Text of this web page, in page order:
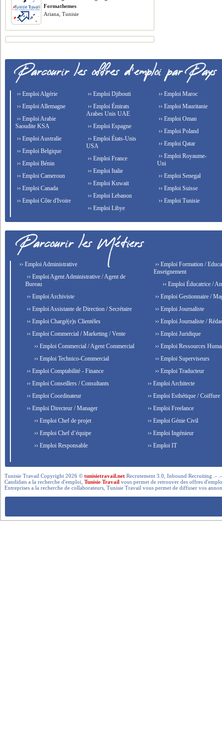
Formathemes
Ariana, Tunisie
›› Emploi Algérie
›› Emploi Allemagne
›› Emploi Arabie
Saoudite KSA
›› Emploi Australie
›› Emploi Belgique
›› Emploi Bénin
›› Emploi Cameroun
›› Emploi Canada
›› Emploi Côte d'Ivoire
›› Emploi Djibouti
›› Emploi Émirats
Arabes Unis UAE
›› Emploi Espagne
›› Emploi États-Unis
USA
›› Emploi France
›› Emploi Italie
›› Emploi Kuwait
›› Emploi Lebanon
›› Emploi Libye
›› Emploi Maroc
›› Emploi Mauritanie
›› Emploi Oman
›› Emploi Poland
›› Emploi Qatar
›› Emploi Royaume-
Uni
›› Emploi Senegal
›› Emploi Suisse
›› Emploi Tunisie
›› Emploi Administrative
›› Emploi Agent Administrative / Agent de
Bureau
›› Emploi Archiviste
›› Emploi Assistante de Direction / Secrétaire
›› Emploi Chargé(e)s Clientèles
›› Emploi Commercial / Marketing / Vente
›› Emploi Commercial / Agent Commercial
›› Emploi Technico-Commercial
›› Emploi Comptabilité - Finance
›› Emploi Conseillers / Consultants
›› Emploi Coordinateur
›› Emploi Directeur / Manager
›› Emploi Chef de projet
›› Emploi Chef d’équipe
›› Emploi Responsable
›› Emploi Formation /
Enseignement
›› Emploi Éducatrice /
›› Emploi Gestionnaire /
›› Emploi Journaliste
›› Emploi Journaliste /
›› Emploi Juridique
›› Emploi Ressources
›› Emploi Superviseurs
›› Emploi Traducteur
›› Emploi Architecte
›› Emploi Esthétique / Coiffure
›› Emploi Freelance
›› Emploi Génie Civil
›› Emploi Ingénieur
›› Emploi IT
Tunisie Travail Copyright 2026 ©tunisietravail.net Recrutement 3.0, Inbound Recruiting .-
Candidats a la recherche d'emploi,Tunisie Travail vous permet de retrouver des offres
Entreprises a la recherche de collaborateurs, Tunisie Travail vous permet de diffuser vos